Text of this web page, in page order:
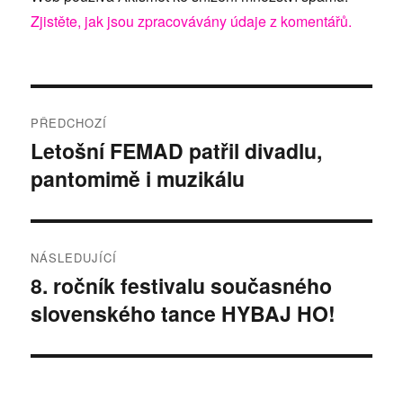
Zjistěte, jak jsou zpracovávány údaje z komentářů.
pro
příspěvek
PŘEDCHOZÍ
Předchozí
příspěvek:
Letošní FEMAD patřil divadlu,
pantomimě i muzikálu
NÁSLEDUJÍCÍ
Následující
příspěvek:
8. ročník festivalu současného
slovenského tance HYBAJ HO!